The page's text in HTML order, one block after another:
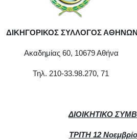
ΔΙΚΗΓΟΡΙΚΟΣ ΣΥΛΛΟΓΟΣ ΑΘΗΝΩΝ
Ακαδημίας 60, 10679 Αθήνα
Τηλ. 210-33.98.270, 71
ΔΙΟΙΚΗΤΙΚΟ
ΤΡΙΤΗ 12